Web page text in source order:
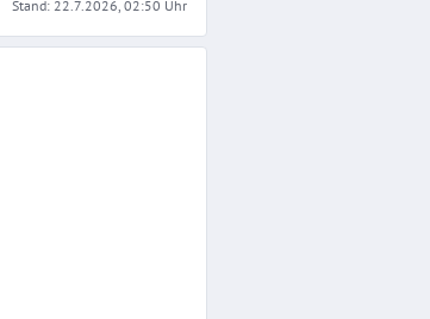
Stand: 22.7.2026, 02:50 Uhr